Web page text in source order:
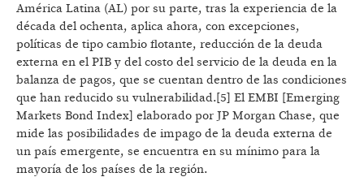
América Latina (AL) por su parte, tras la experiencia de la
década del ochenta, aplica ahora, con excepciones,
políticas de tipo cambio flotante, reducción de la deuda
externa en el PIB y del costo del servicio de la deuda en la
balanza de pagos, que se cuentan dentro de las condiciones
que han reducido su vulnerabilidad.[5] El EMBI [Emerging
Markets Bond Index] elaborado por JP Morgan Chase, que
mide las posibilidades de impago de la deuda externa de
un país emergente, se encuentra en su mínimo para la
mayoría de los países de la región.